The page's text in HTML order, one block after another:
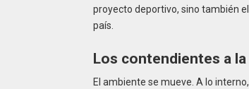
proyecto deportivo, sino también
país.
Los contendientes a
El ambiente se mueve. A lo